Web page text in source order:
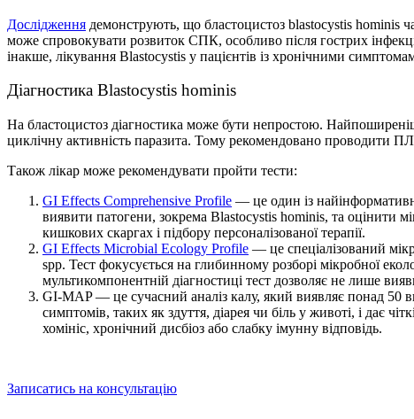
Дослідження демонструють, що бластоцистоз blastocystis hominis
може спровокувати розвиток СПК, особливо після гострих
інакше, лікування Blastocystis у пацієнтів із хронічними
Діагностика Blastocystis hominis
На бластоцистоз діагностика може бути непростою.
циклічну активність паразита. Тому рекомендовано проводити
Також лікар може рекомендувати пройти тести:
GI Effects Comprehensive Profile — це один із
виявити патогени, зокрема Blastocystis hominis, та оцінити
кишкових скаргах і підбору персоналізованої терапії.
GI Effects Microbial Ecology Profile — це спеціалізований
spp. Тест фокусується на глибинному розборі мікробної
мультикомпонентній діагностиці тест дозволяє не лише
GI-MAP — це сучасний аналіз калу, який виявляє понад 50
симптомів, таких як здуття, діарея чи біль у животі, і дає
хомініс, хронічний дисбіоз або слабку імунну відповідь.
Записатись на консультацію